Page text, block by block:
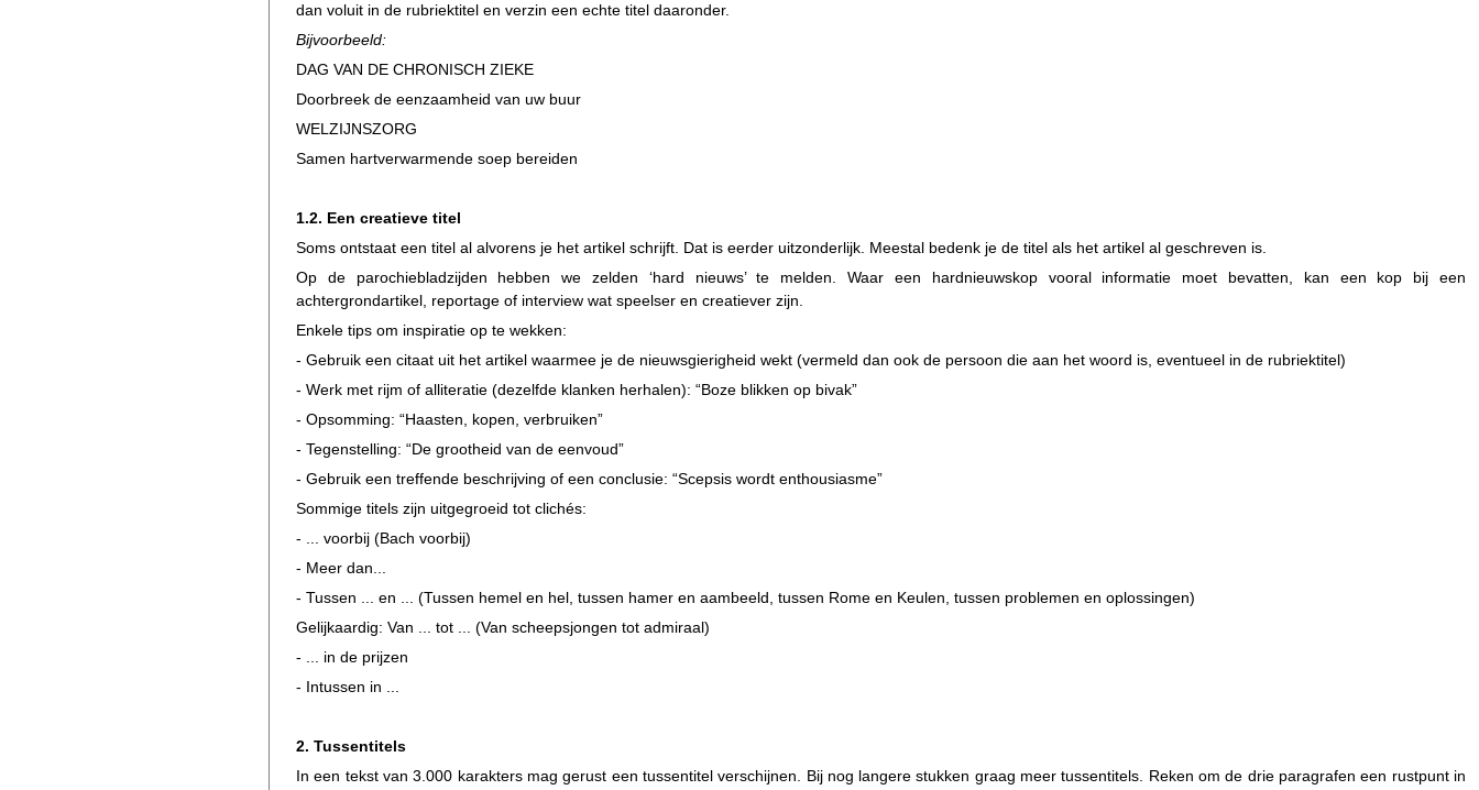
dan voluit in de rubriektitel en verzin een echte titel daaronder.
Bijvoorbeeld:
DAG VAN DE CHRONISCH ZIEKE
Doorbreek de eenzaamheid van uw buur
WELZIJNSZORG
Samen hartverwarmende soep bereiden
1.2. Een creatieve titel
Soms ontstaat een titel al alvorens je het artikel schrijft. Dat is eerder uitzonderlijk. Meestal bedenk je de titel als het artikel al geschreven is.
Op de parochiebladzijden hebben we zelden ‘hard nieuws’ te melden. Waar een hardnieuwskop vooral informatie moet bevatten, kan een kop bij een
achtergrondartikel, reportage of interview wat speelser en creatiever zijn.
Enkele tips om inspiratie op te wekken:
- Gebruik een citaat uit het artikel waarmee je de nieuwsgierigheid wekt (vermeld dan ook de persoon die aan het woord is, eventueel in de rubriektitel)
- Werk met rijm of alliteratie (dezelfde klanken herhalen): “Boze blikken op bivak”
- Opsomming: “Haasten, kopen, verbruiken”
- Tegenstelling: “De grootheid van de eenvoud”
- Gebruik een treffende beschrijving of een conclusie: “Scepsis wordt enthousiasme”
Sommige titels zijn uitgegroeid tot clichés:
- ... voorbij (Bach voorbij)
- Meer dan...
- Tussen ... en ... (Tussen hemel en hel, tussen hamer en aambeeld, tussen Rome en Keulen, tussen problemen en oplossingen)
Gelijkaardig: Van ... tot ... (Van scheepsjongen tot admiraal)
- ... in de prijzen
- Intussen in ...
2. Tussentitels
In een tekst van 3.000 karakters mag gerust een tussentitel verschijnen. Bij nog langere stukken graag meer tussentitels. Reken om de drie paragrafen een rustpunt in